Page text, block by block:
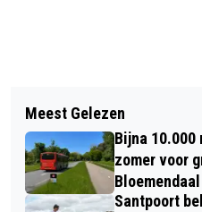
OPROEP
UIT NAAR GEA
UIT BEVERWIJK
VANDAAG 75 JAAR
HOOGWAARDIGE
Meest Gelezen
Bijna
zomer voor
Santpoort